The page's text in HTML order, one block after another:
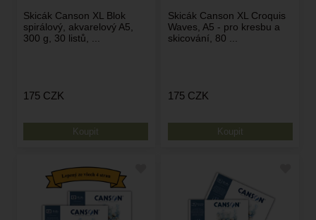
Skicák Canson XL Blok
spirálový, akvarelový A5,
300 g, 30 listů, ...
175 CZK
Skicák Canson XL Croquis
Waves, A5 - pro kresbu a
skicování, 80 ...
175 CZK